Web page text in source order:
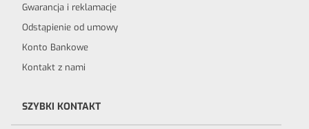
Gwarancja i reklamacje
Odstąpienie od umowy
Konto Bankowe
Kontakt z nami
SZYBKI KONTAKT